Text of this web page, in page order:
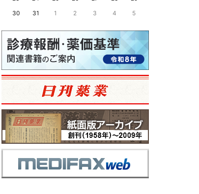
30
31 1 2 3 4 5